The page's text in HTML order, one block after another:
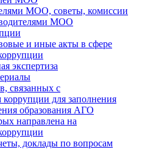
МОО, советы, комиссии
МОО
и иные акты в сфере
экспертиза
связанных с
коррупции для заполнения
образования АГО
направлена на
доклады по вопросам